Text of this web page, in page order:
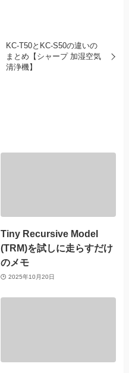
KC-T50とKC-S50の違いの
まとめ【シャープ 加湿空気
清浄機】
Tiny Recursive Model
(TRM)を試しに走らすだけ
のメモ
2025年10月20日